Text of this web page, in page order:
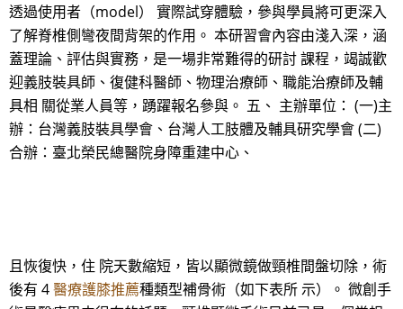
透過使用者（model） 實際試穿體驗，參與學員將可更深入
了解脊椎側彎夜間背架的作用。 本研習會內容由淺入深，涵
蓋理論、評估與實務，是一場非常難得的研討 課程，竭誠歡
迎義肢裝具師、復健科醫師、物理治療師、職能治療師及輔
具相 關從業人員等，踴躍報名參與。 五、 主辦單位： (一)主
辦：台灣義肢裝具學會、台灣人工肢體及輔具研究學會 (二)
合辦：臺北榮民總醫院身障重建中心、
且恢復快，住 院天數縮短，皆以顯微鏡做頸椎間盤切除，術
後有 4醫療護膝推薦種類型補骨術（如下表所 示）。 微創手